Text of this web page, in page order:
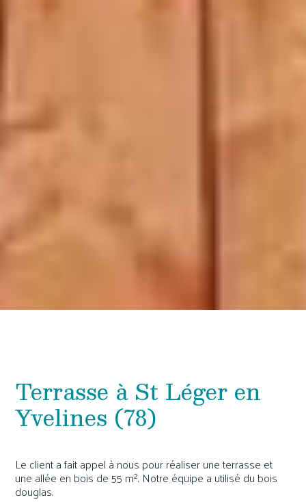
Terrasse à St Léger en
Yvelines (78)
Le client a fait appel à nous pour réaliser une terrasse et
une allée en bois de 55 m². Notre équipe a utilisé du bois
douglas.